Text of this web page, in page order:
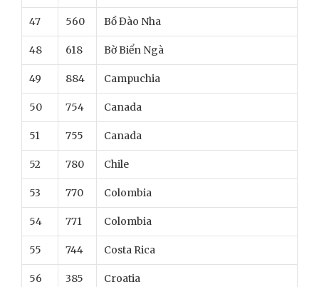
47 560 Bồ Đào Nha
48 618 Bờ Biển Ngà
49 884 Campuchia
50 754 Canada
51 755 Canada
52 780 Chile
53 770 Colombia
54 771 Colombia
55 744 Costa Rica
56 385 Croatia